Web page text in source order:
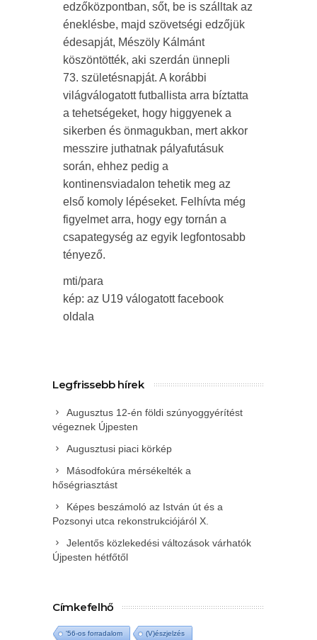
edzőközpontban, sőt, be is szálltak az
éneklésbe, majd szövetségi edzőjük
édesapját, Mészöly Kálmánt
köszöntötték, aki szerdán ünnepli
73. születésnapját. A korábbi
világválogatott futballista arra bíztatta
a tehetségeket, hogy higgyenek a
sikerben és önmagukban, mert akkor
messzire juthatnak pályafutásuk
során, ehhez pedig a
kontinensviadalon tehetik meg az
első komoly lépéseket. Felhívta még
figyelmet arra, hogy egy tornán a
csapategység az egyik legfontosabb
tényező.
mti/para
kép: az U19 válogatott facebook
oldala
Legfrissebb hírek
Augusztus 12-én földi szúnyoggyérítést
végeznek Újpesten
Augusztusi piaci körkép
Másodfokúra mérsékelték a
hőségriasztást
Képes beszámoló az István út és a
Pozsonyi utca rekonstrukciójáról X.
Jelentős közlekedési változások várhatók
Újpesten hétfőtől
Címkefelhő
'56-os forradalom (V)észjelzés